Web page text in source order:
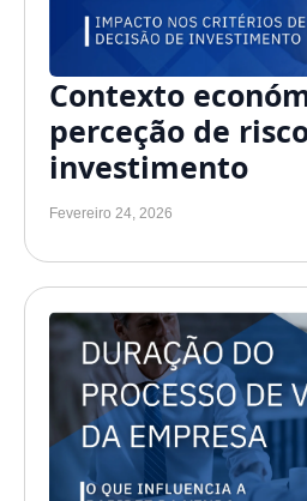
Contexto
perceção de
investimento
Fevereiro 24, 2026